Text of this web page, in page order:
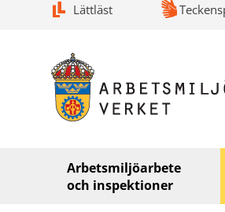
Lättläst
Arbetsmiljöarbete
och inspektioner